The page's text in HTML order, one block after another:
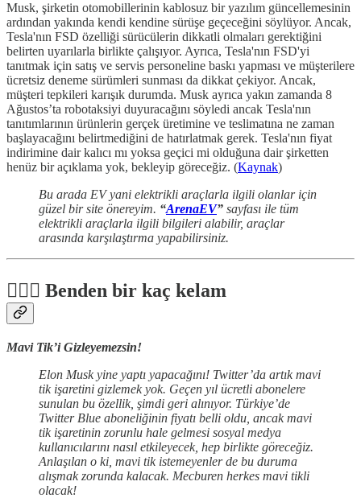
Musk, şirketin otomobillerinin kablosuz bir yazılım güncellemesinin
ardından yakında kendi kendine sürüşe geçeceğini söylüyor. Ancak,
Tesla'nın FSD özelliği sürücülerin dikkatli olmaları gerektiğini
belirten uyarılarla birlikte çalışıyor. Ayrıca, Tesla'nın FSD'yi
tanıtmak için satış ve servis personeline baskı yapması ve müşterilere
ücretsiz deneme sürümleri sunması da dikkat çekiyor. Ancak,
müşteri tepkileri karışık durumda. Musk ayrıca yakın zamanda 8
Ağustos’ta robotaksiyi duyuracağını söyledi ancak Tesla'nın
tanıtımlarının ürünlerin gerçek üretimine ve teslimatına ne zaman
başlayacağını belirtmediğini de hatırlatmak gerek. Tesla'nın fiyat
indirimine dair kalıcı mı yoksa geçici mi olduğuna dair şirketten
henüz bir açıklama yok, bekleyip göreceğiz. (Kaynak)
Bu arada EV yani elektrikli araçlarla ilgili olanlar için
güzel bir site önereyim. “ArenaEV” sayfası ile tüm
elektrikli araçlarla ilgili bilgileri alabilir, araçlar
arasında karşılaştırma yapabilirsiniz.
🙋🏻‍♂️ Benden bir kaç kelam
Mavi Tik’i Gizleyemezsin!
Elon Musk yine yaptı yapacağını! Twitter’da artık mavi
tik işaretini gizlemek yok. Geçen yıl ücretli abonelere
sunulan bu özellik, şimdi geri alınıyor. Türkiye’de
Twitter Blue aboneliğinin fiyatı belli oldu, ancak mavi
tik işaretinin zorunlu hale gelmesi sosyal medya
kullanıcılarını nasıl etkileyecek, hep birlikte göreceğiz.
Anlaşılan o ki, mavi tik istemeyenler de bu duruma
alışmak zorunda kalacak. Mecburen herkes mavi tikli
olacak!